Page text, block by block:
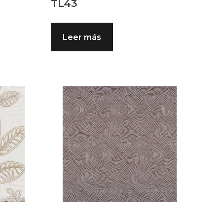
TL43
Leer más